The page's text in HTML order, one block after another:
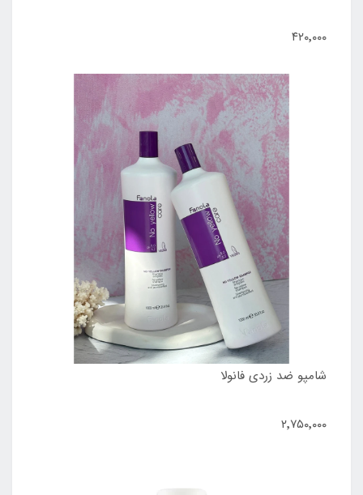
۴۲۰٬۰۰۰
شامپو ضد زردی فانولا
۲٬۷۵۰٬۰۰۰